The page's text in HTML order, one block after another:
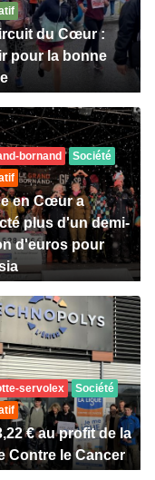
du Cœur :
pour la bonne
bornand
Société
en Cœur a
plus d'un demi-
d'euros pour
servolex
Société
€ au profit de la
Contre le Cancer